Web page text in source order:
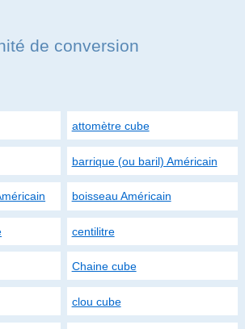
de conversion
attomètre cube
barrique (ou baril) Américain
boisseau Américain
centilitre
Chaine cube
clou cube